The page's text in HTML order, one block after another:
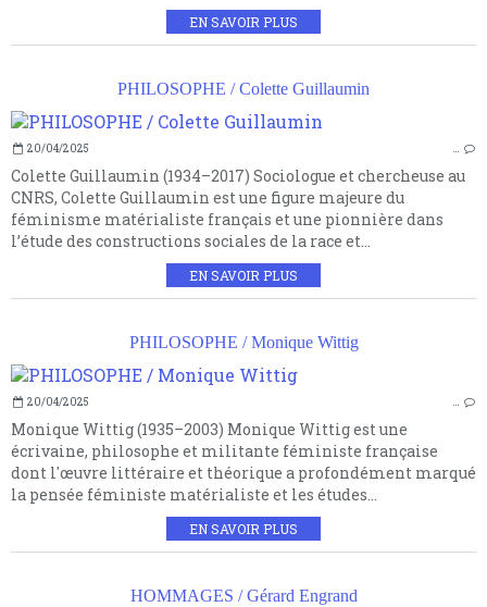
EN SAVOIR PLUS
PHILOSOPHE / Colette Guillaumin
20/04/2025 …
Colette Guillaumin (1934–2017) Sociologue et chercheuse au
CNRS, Colette Guillaumin est une figure majeure du
féminisme matérialiste français et une pionnière dans
l’étude des constructions sociales de la race et...
EN SAVOIR PLUS
PHILOSOPHE / Monique Wittig
20/04/2025 …
Monique Wittig (1935–2003) Monique Wittig est une
écrivaine, philosophe et militante féministe française
dont l'œuvre littéraire et théorique a profondément marqué
la pensée féministe matérialiste et les études...
EN SAVOIR PLUS
HOMMAGES / Gérard Engrand